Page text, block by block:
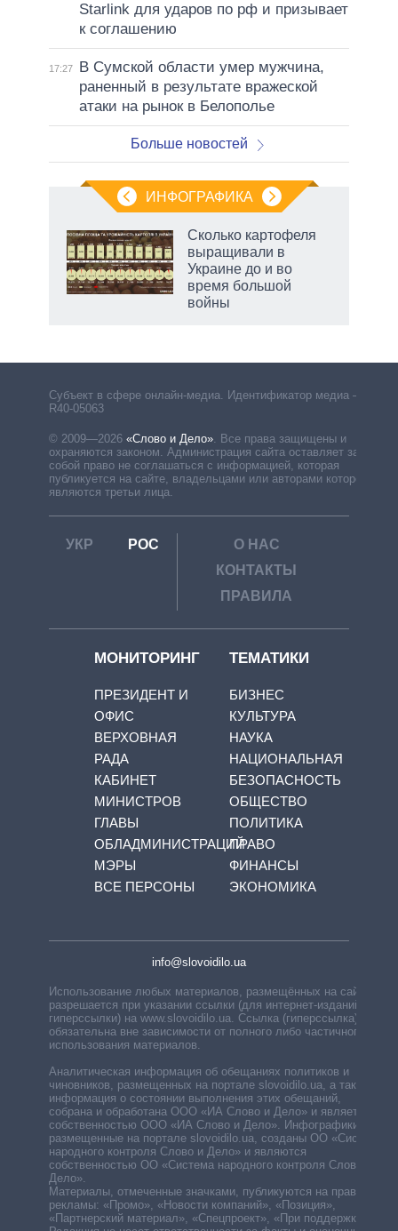
Starlink для ударов по рф и призывает
к соглашению
17:27
В Сумской области умер мужчина,
раненный в результате вражеской
атаки на рынок в Белополье
Больше новостей
ИНФОГРАФИКА
Сколько картофеля
выращивали в
Украине до и во
время большой
войны
Субъект в сфере онлайн-медиа. Идентификатор медиа –
R40-05063
© 2009—2026 «Слово и Дело». Все права защищены и
охраняются законом. Администрация сайта оставляет за
собой право не соглашаться с информацией, которая
публикуется на сайте, владельцами или авторами которой
являются третьи лица.
УКР РОС
О НАС
КОНТАКТЫ
ПРАВИЛА
МОНИТОРИНГ
ПРЕЗИДЕНТ И
ОФИС
ВЕРХОВНАЯ
РАДА
КАБИНЕТ
МИНИСТРОВ
ГЛАВЫ
ОБЛАДМИНИСТРАЦИЙ
МЭРЫ
ВСЕ ПЕРСОНЫ
ТЕМАТИКИ
БИЗНЕС
КУЛЬТУРА
НАУКА
НАЦИОНАЛЬНАЯ
БЕЗОПАСНОСТЬ
ОБЩЕСТВО
ПОЛИТИКА
ПРАВО
ФИНАНСЫ
ЭКОНОМИКА
info@slovoidilo.ua
Использование любых материалов, размещённых на сайте,
разрешается при указании ссылки (для интернет-изданий —
гиперссылки) на www.slovoidilo.ua. Ссылка (гиперссылка)
обязательна вне зависимости от полного либо частичного
использования материалов.
Аналитическая информация об обещаниях политиков и
чиновников, размещенных на портале slovoidilo.ua, а также
информация о состоянии выполнения этих обещаний,
собрана и обработана ООО «ИА Слово и Дело» и является
собственностью ООО «ИА Слово и Дело». Инфографики,
размещенные на портале slovoidilo.ua, созданы ОО «Система
народного контроля Слово и Дело» и являются
собственностью ОО «Система народного контроля Слово и
Дело».
Материалы, отмеченные значками, публикуются на правах
рекламы: «Промо», «Новости компаний», «Позиция»,
«Партнерский материал», «Спецпроект», «При поддержке».